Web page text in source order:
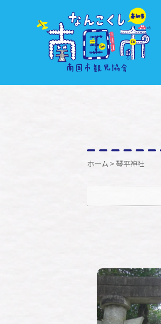
ホーム > 琴平神社